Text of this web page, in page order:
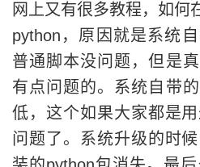
网上又有很多教程，如何
python，原因就是系统
普通脚本没问题，但是
有点问题的。系统自带
低，这个如果大家都是
问题了。系统升级的时